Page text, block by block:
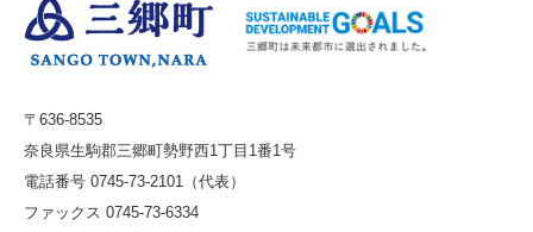
〒636-8535
奈良県生駒郡三郷町勢野西1丁目1番1号
電話番号 0745-73-2101（代表）
ファックス 0745-73-6334